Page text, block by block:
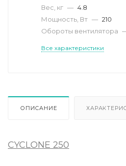
Вес, кг — 4.8
Мощность, Вт — 210
Обороты вентилятора
Все характеристики
ОПИСАНИЕ
CYCLONE 250